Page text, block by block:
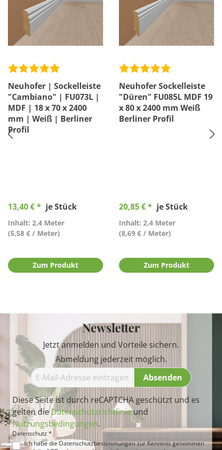
Neuhofer | Sockelleiste
"Cambiano" | FU073L |
MDF | 18 x 70 x 2400
mm | Weiß | Berliner
Profil
13,40 € * je Stück
Inhalt: 2,4 Meter
(5,58 € / Meter)
Zum Produkt
Neuhofer Sockelleiste
"Düren" FU085L MDF 19
x 80 x 2400 mm Weiß
Berliner Profil
20,85 € * je Stück
Inhalt: 2,4 Meter
(8,69 € / Meter)
Zum Produkt
Newsletter
Jetzt anmelden und Vorteile sichern.
Abmeldung jederzeit möglich.
Absenden
Diese Seite ist durch reCAPTCHA geschützt und es
gelten dieDatenschutzrichtlinieund
Nutzungsbedingungen.
Datenschutz *
Ich habe die Datenschutzbestimmungenzur Kenntnis genommen